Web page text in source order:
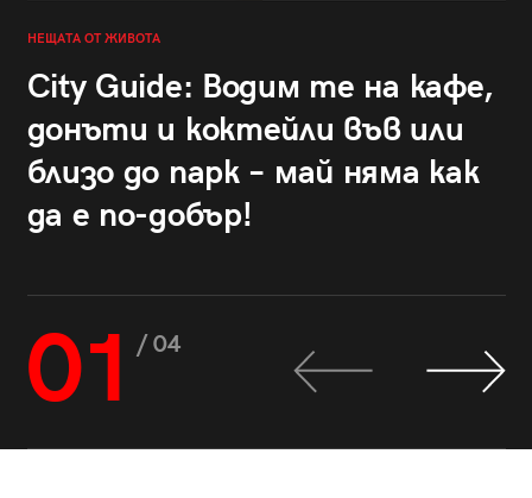
НЕЩАТА ОТ ЖИВОТА
City Guide: Водим те на кафе,
донъти и коктейли във или
близо до парк – май няма как
да е по-добър!
01 / 04